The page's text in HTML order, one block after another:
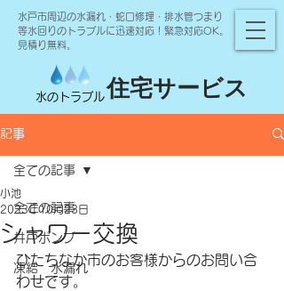
水戸市周辺の水漏れ・蛇口修理・排水管つまり
等水回りのトラブルに迅速対応！緊急対応OK。
見積り無料。
水のトラブル住宅サービス
記事
全ての記事
井戸ポンプ
凍結 水漏れ
全ての記事
シャワー交換
小池
2023年10月23日
ひたちなか市のお客様からのお問い合
わせです。